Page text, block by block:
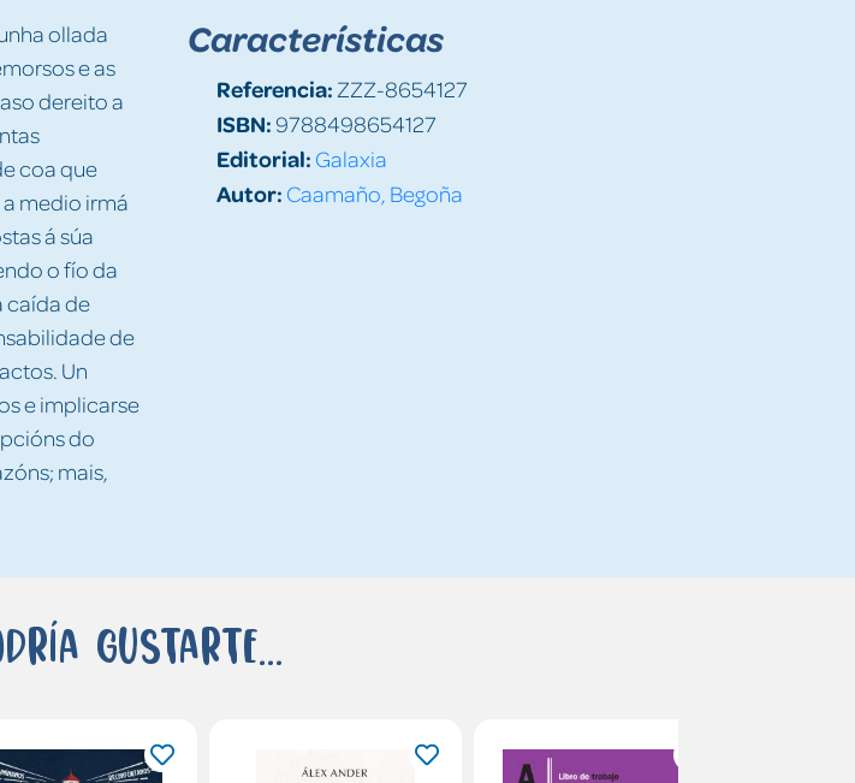
ollada
e as
dereito a
coa que
a medio irmá
á súa
o fío da
caída de
de
Un
e implicarse
do
mais,
Características
Referencia: ZZZ-8654127
ISBN:9788498654127
Editorial: Galaxia
Autor: Caamaño, Begoña
gustarte...